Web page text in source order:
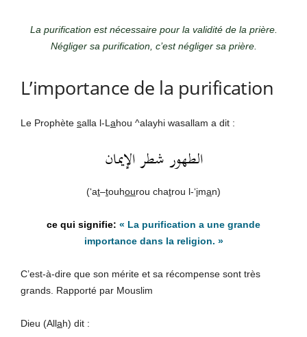
La purification est nécessaire pour la validité de la prière.
Négliger sa purification, c’est négliger sa prière.
L’importance de la purification
Le Prophète salla l-L ahou ^alayhi wasallam a dit :
الطهور شطر الإيمان
(‘at–touhourou chatrou l-‘iman)
« La purification a une grande
importance dans la religion. »
C’est-à-dire que son mérite et sa récompense sont très
grands. Rapporté par Mouslim
Dieu (Allah) dit :